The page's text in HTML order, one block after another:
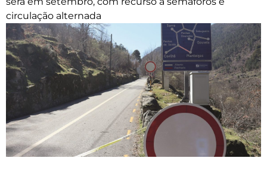
circulação alternada